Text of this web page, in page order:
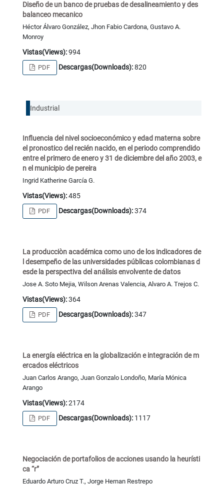
Diseño de un banco de pruebas de desalineamiento y des
balanceo mecanico
Héctor Álvaro González, Jhon Fabio Cardona, Gustavo A.
Monroy
Vistas(Views):994
PDF Descargas(Downloads):820
Industrial
Influencia del nivel socioeconómico y edad materna sobre
el pronostico del recién nacido, en el periodo comprendido
entre el primero de enero y 31 de diciembre del año 2003, e
n el municipio de pereira
Ingrid Katherine García G.
Vistas(Views):485
PDF Descargas(Downloads):374
La producciòn académica como uno de los indicadores de
l desempeño de las universidades públicas colombianas d
esde la perspectiva del análisis envolvente de datos
Jose A. Soto Mejia, Wilson Arenas Valencia, Alvaro A. Trejos C.
Vistas(Views):364
PDF Descargas(Downloads):347
La energía eléctrica en la globalización e integración de m
ercados eléctricos
Juan Carlos Arango, Juan Gonzalo Londoño, María Mónica
Arango
Vistas(Views):2174
PDF Descargas(Downloads): 1117
Negociación de portafolios de acciones usando la heurísti
ca “r”
Eduardo Arturo Cruz T., Jorge Hernan Restrepo